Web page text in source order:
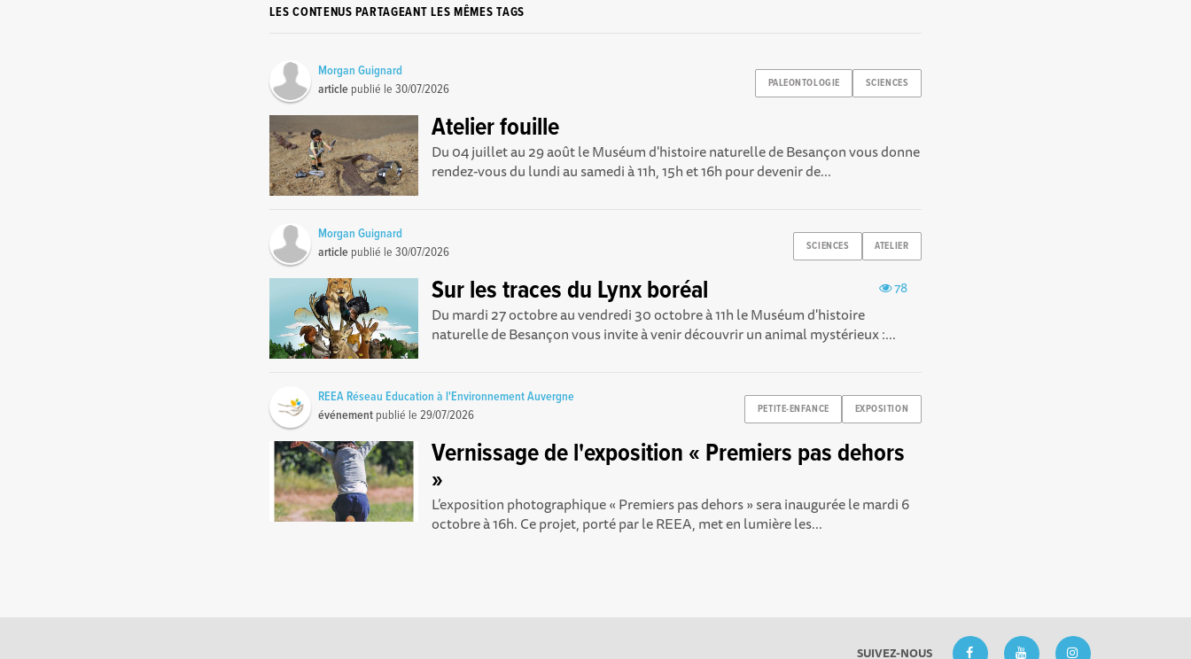
LES CONTENUS PARTAGEANT LES MÊMES TAGS
PALEONTOLOGIE SCIENCES
Morgan Guignard
article publié le30/07/2026
Atelier fouille
Du 04 juillet au 29 août le Muséum d'histoire naturelle de Besançon vous donne
rendez-vous du lundi au samedi à 11h, 15h et 16h pour devenir de...
SCIENCES ATELIER
Morgan Guignard
article publié le30/07/2026
78
Sur les traces du Lynx boréal
Du mardi 27 octobre au vendredi 30 octobre à 11h le Muséum d'histoire
naturelle de Besançon vous invite à venir découvrir un animal mystérieux :...
PETITE-ENFANCE EXPOSITION
REEA Réseau Education à l'Environnement Auvergne
événement publié le29/07/2026
Vernissage de l'exposition « Premiers pas dehors
»
L’exposition photographique « Premiers pas dehors » sera inaugurée le mardi 6
octobre à 16h. Ce projet, porté par le REEA, met en lumière les...
SUIVEZ-NOUS